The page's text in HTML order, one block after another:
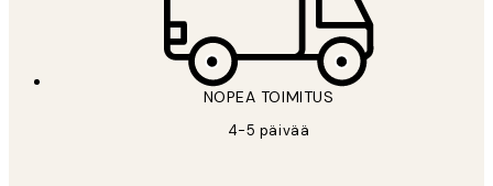
NOPEA TOIMITUS
4-5 päivää